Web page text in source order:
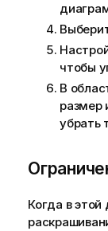
чтобы
В
размер
убрать
Когда в